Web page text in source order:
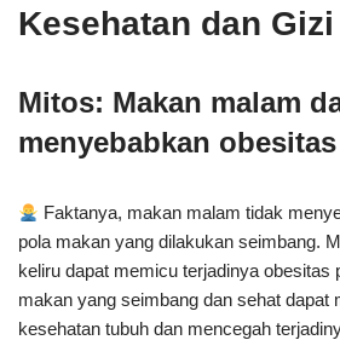
Kesehatan dan Gizi
Mitos: Makan malam
menyebabkan obesitas
Faktanya, makan malam tidak
pola makan yang dilakukan seimbang.
keliru dapat memicu terjadinya obesitas
makan yang seimbang dan sehat dapat
kesehatan tubuh dan mencegah